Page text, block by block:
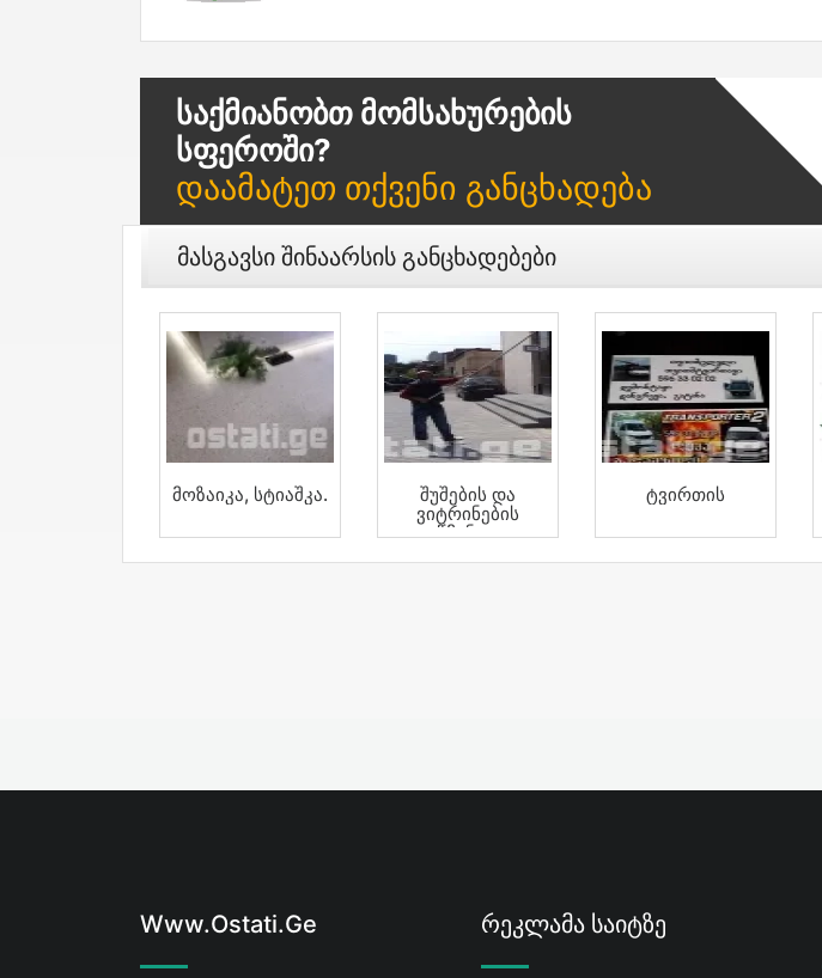
Საქმიანობთ Მომსახურების
Სფეროში?
Დაამატეთ Თქვენი Განცხადება
Მასგავსი Შინაარსის Განცხადებები
Მოზაიკა, Სტიაშკა.
Შუშების Და
Ვიტრინების
Წმენდა
Ტვირთის
Www.ostati.ge Რეკლამა Საიტზე